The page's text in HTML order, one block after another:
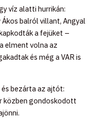
víz alatti hurrikán:
balról villant, Angyal
a fejüket –
elment volna az
és még a VAR is
bezárta az ajtót:
közben gondoskodott